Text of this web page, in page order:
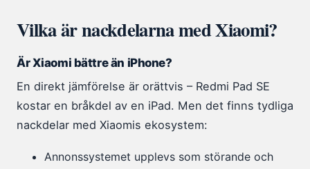
Vilka är nackdelarna med Xiaomi?
Är Xiaomi bättre än iPhone?
En direkt jämförelse är orättvis – Redmi Pad SE
kostar en bråkdel av en iPad. Men det finns tydliga
nackdelar med Xiaomis ekosystem:
Annonssystemet upplevs som störande och